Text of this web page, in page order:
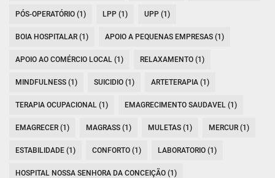
PÓS-OPERATÓRIO (1) LPP (1) UPP (1)
BOIA HOSPITALAR (1) APOIO A PEQUENAS EMPRESAS (1)
APOIO AO COMÉRCIO LOCAL (1) RELAXAMENTO (1)
MINDFULNESS (1) SUICIDIO (1) ARTETERAPIA (1)
TERAPIA OCUPACIONAL (1) EMAGRECIMENTO SAUDAVEL (1)
EMAGRECER (1) MAGRASS (1) MULETAS (1) MERCUR (1)
ESTABILIDADE (1) CONFORTO (1) LABORATORIO (1)
HOSPITAL NOSSA SENHORA DA CONCEIÇÃO (1)